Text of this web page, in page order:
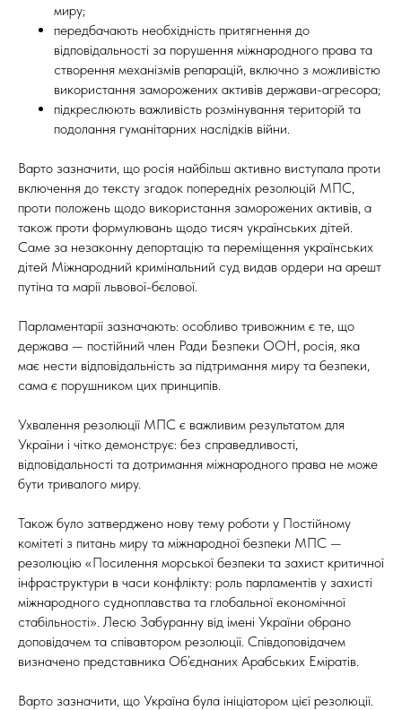
миру;
передбачають необхідність притягнення до
відповідальності за порушення міжнародного права та
створення механізмів репарацій, включно з можливістю
використання заморожених активів держави-агресора;
підкреслюють важливість розмінування територій та
подолання гуманітарних наслідків війни.
Варто зазначити, що росія найбільш активно виступала проти
включення до тексту згадок попередніх резолюцій МПС,
проти положень щодо використання заморожених активів, а
також проти формулювань щодо тисяч українських дітей.
Саме за незаконну депортацію та переміщення українських
дітей Міжнародний кримінальний суд видав ордери на арешт
путіна та марії львової-бєлової.
Парламентарії зазначають: особливо тривожним є те, що
держава — постійний член Ради Безпеки ООН, росія, яка
має нести відповідальність за підтримання миру та безпеки,
сама є порушником цих принципів.
Ухвалення резолюції МПС є важливим результатом для
України і чітко демонструє: без справедливості,
відповідальності та дотримання міжнародного права не може
бути тривалого миру.
Також було затверджено нову тему роботи у Постійному
комітеті з питань миру та міжнародної безпеки МПС —
резолюцію «Посилення морської безпеки та захист критичної
інфраструктури в часи конфлікту: роль парламентів у захисті
міжнародного судноплавства та глобальної економічної
стабільності». Лесю Забуранну від імені України обрано
доповідачем та співавтором резолюції. Співдоповідачем
визначено представника Об’єднаних Арабських Еміратів.
Варто зазначити, що Україна була ініціатором цієї резолюції.